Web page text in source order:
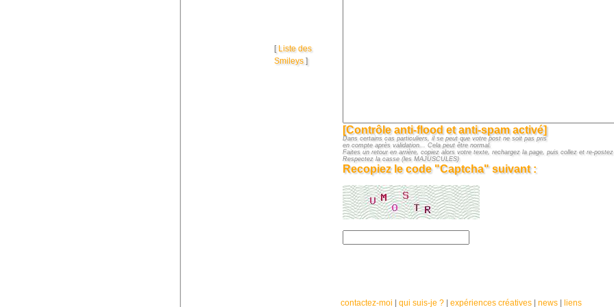
[ Liste des
Smileys]
[Contrôle anti-flood et anti-spam activé]
Dans certains cas particuliers, il se peut que votre post ne soit pas pris
en compte après validation... Cela peut être normal.
Faites un retour en arrière, copiez alors votre texte, rechargez la page, puis collez et re-
Respectez la casse (les MAJUSCULES)
Recopiez le code "Captcha" suivant :
contactez-moi qui suis-je ?| expériences créatives| news| liens